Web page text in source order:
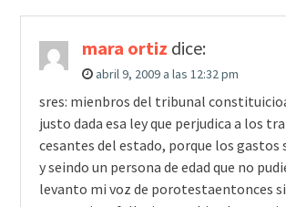
mara ortiz dice:
abril 9, 2009 a las 12:32 pm
sres: mienbros del tribunal
justo dada esa ley que perjudica a los
cesantes del estado, porque los
y seindo un persona de edad que no
levanto mi voz de porotestaentonces